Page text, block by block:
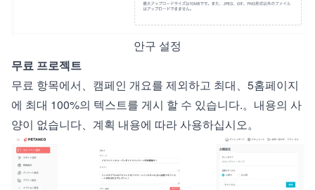
안구 설정
무료 프로젝트
무료 항목에서、캠페인 개요를 제외하고 최대、5홈페이지
에 최대 100%의 텍스트를 게시 할 수 있습니다.。내용의 사
양이 없습니다、계획 내용에 따라 사용하십시오。